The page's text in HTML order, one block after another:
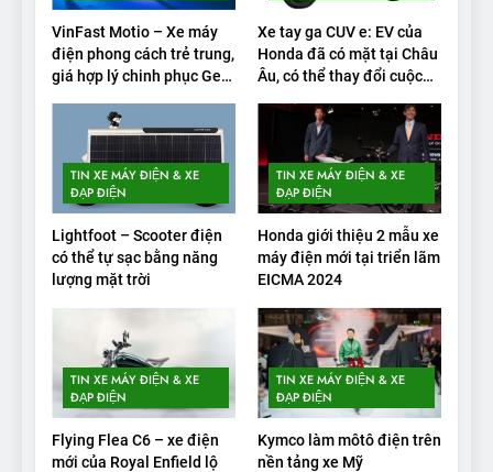
trong bài kiểm tra phạm vi
2
Test quãng đường thực tế
của VinFast VF3: Vượt công
bố từ nhà sản xuất
THỬ NGHIỆM PHẠM VI PIN
Thử nghiệm phạm vi thực tế
của Tesla Model 3 LR 2024
THỬ NGHIỆM PHẠM VI PIN
4
VinFast VF 8 chạy cao tốc
được bao xa, mỗi kW điện đi
được bao nhiêu km?
THỬ NGHIỆM PHẠM VI PIN
VinFast Motio – Xe máy
điện phong cách trẻ trung,
giá hợp lý chinh phục Gen
Xe tay ga CUV e: EV của
Honda đã có mặt tại Châu
Âu, có thể thay đổi cuộc
TIN XE MÁY ĐIỆN & XE
ĐẠP ĐIỆN
Lightfoot – Scooter điện
có thể tự sạc bằng năng
lượng mặt trời
TIN XE MÁY ĐIỆN & XE
ĐẠP ĐIỆN
Honda giới thiệu 2 mẫu xe
máy điện mới tại triển lãm
EICMA 2024
TIN XE MÁY ĐIỆN & XE
ĐẠP ĐIỆN
Flying Flea C6 – xe điện
mới của Royal Enfield lộ
TIN XE MÁY ĐIỆN & XE
ĐẠP ĐIỆN
Kymco làm môtô điện trên
nền tảng xe Mỹ